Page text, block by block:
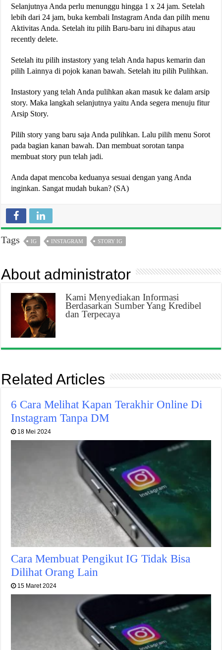
Selanjutnya Anda perlu menunggu hingga 1 x 24 jam. Setelah
lebih dari 24 jam, buka kembali Instagram Anda dan pilih menu
Aktivitas Anda. Setelah itu pilih Baru-baru ini dihapus atau
recently delete.
Setelah itu pilih instastory yang telah Anda hapus kemarin dan
pilih Lainnya di pojok kanan bawah. Setelah itu pilih Pulihkan.
Instastory yang telah Anda pulihkan akan masuk ke dalam arsip
story. Maka langkah selanjutnya yaitu Anda segera menuju fitur
Arsip Story.
Pilih story yang baru saja Anda pulihkan. Lalu pilih menu Sorot
pada bagian kanan bawah. Dan membuat sorotan tanpa
membuat story pun telah jadi.
Anda dapat mencoba keduanya sesuai dengan yang Anda
inginkan. Sangat mudah bukan? (SA)
Tags IG INSTAGRAM STORY IG
About administrator
Kami Menyediakan Informasi
Berdasarkan Sumber Yang Kredibel
dan Terpecaya
Related Articles
6 Cara Melihat Kapan Terakhir Online Di
Instagram Tanpa DM
18 Mei 2024
Cara Membuat Pengikut IG Tidak Bisa
Dilihat Orang Lain
15 Maret 2024